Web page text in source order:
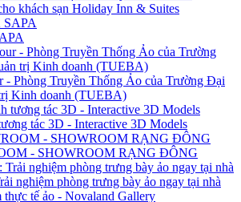
khách sạn Holiday Inn & Suites
- Phòng Truyền Thống Ảo của Trường Đại
Kinh doanh (TUEBA)
tác 3D - Interactive 3D Models
- SHOWROOM RẠNG ĐÔNG
nghiệm phòng trưng bày ảo ngay tại nhà